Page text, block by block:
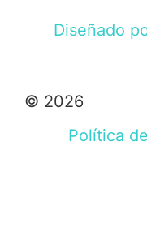
© 2026
Política
Diseñado